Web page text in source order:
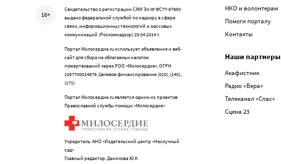
16+
Свидетельство о регистрации СМИ Эл № ФС77-57850
выдано федеральной службой по надзору в сфере
связи, информационных технологий и массовых
коммуникаций (Роскомнадзор) 25.04.2014 г.
Портал Милосердие.ru использует объявления и веб-
сайт для сбора не облагаемых налогом
пожертвований через РОО «Милосердие», ОГРН
1057700014679, Целевое финансирование (010), (140),
(171)
Портал Милосердие.ru является одним из проектов
Православной службы помощи «Милосердие»
Учредитель: АНО «Издательский центр «Нескучный
сад»
Главный редактор: Данилова Ю.К.
НКО и волонтерам
Помоги порталу
Контакты
Наши партнеры
Акафистник
Радио «Вера»
Телеканал «Спас»
Сцена 23